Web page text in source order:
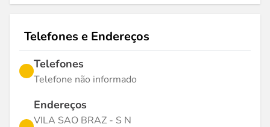
Telefones e Endereços
Telefones
Telefone não informado
Endereços
VILA SAO BRAZ - S N